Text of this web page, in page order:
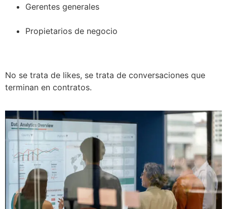
Gerentes generales
Propietarios de negocio
No se trata de likes, se trata de conversaciones que
terminan en contratos.